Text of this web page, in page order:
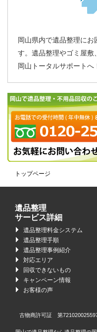
岡山県内で遺品整理に
す。遺品整理やゴミ屋敷
岡山トータルサポートへ
トップページ
遺品整理
サービス詳細
遺品整理料金システム
遺品整理手順
遺品整理事例紹介
対応エリア
回収できないもの
キャンペーン情報
お客様の声
古物商許可証 第